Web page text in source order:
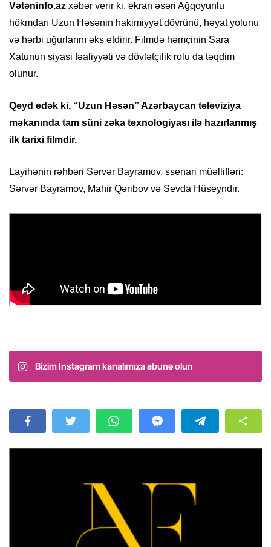
Vətəninfo.az xəbər verir ki, ekran əsəri Ağqoyunlu
hökmdarı Uzun Həsənin hakimiyyət dövrünü, həyat yolunu
və hərbi uğurlarını əks etdirir. Filmdə həmçinin Sara
Xatunun siyasi fəaliyyəti və dövlətçilik rolu da təqdim
olunur.
Qeyd edək ki, “Uzun Həsən” Azərbaycan televiziya
məkanında tam süni zəka texnologiyası ilə hazırlanmış
ilk tarixi filmdir.
Layihənin rəhbəri Sərvər Bayramov, ssenari müəllifləri:
Sərvər Bayramov, Mahir Qəribov və Sevda Hüseyndir.
Bizim Instagram kanalımıza abunə olun